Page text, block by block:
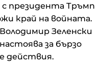
с президента Тръмп
край на войната.
Зеленски
за бързо
действия.